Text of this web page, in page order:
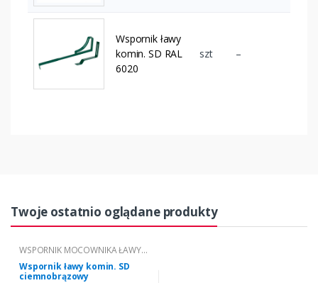
Wspornik ławy
komin. SD RAL
6020
szt –
Twoje ostatnio oglądane produkty
WSPORNIK MOCOWNIKA ŁAWY
KOMINIARSKIEJ "S" - "KARPIÓWKA"
Wspornik ławy komin. SD
ciemnobrązowy